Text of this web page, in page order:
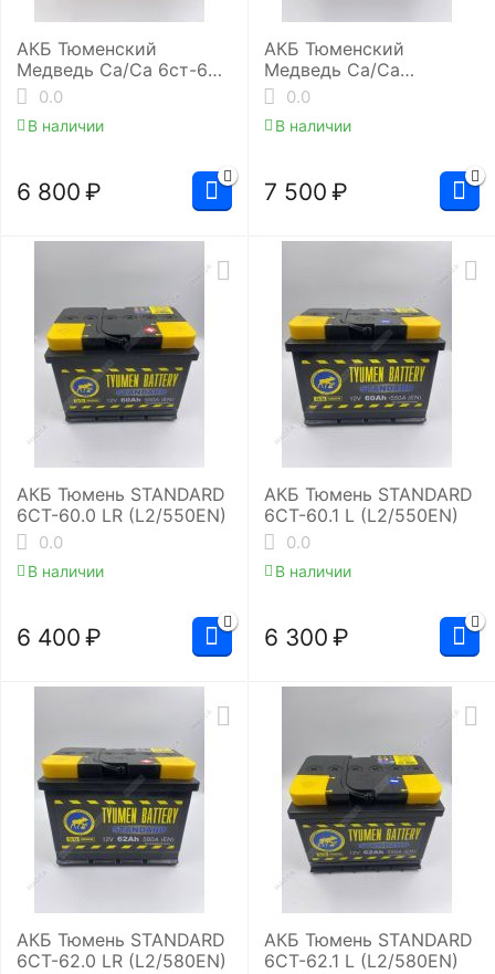
АКБ Тюменский
Медведь Ca/Ca 6ст-60.1
(L2/590EN)
0.0
В наличии
6 800 ₽
АКБ Тюменский
Медведь Ca/Ca
6ст-64.0 (L2/620EN)
0.0
В наличии
7 500 ₽
АКБ Тюмень STANDARD
6СТ-60.0 LR (L2/550EN)
0.0
В наличии
6 400 ₽
АКБ Тюмень STANDARD
6СТ-60.1 L (L2/550EN)
0.0
В наличии
6 300 ₽
АКБ Тюмень STANDARD
6СТ-62.0 LR (L2/580EN)
АКБ Тюмень STANDARD
6СТ-62.1 L (L2/580EN)